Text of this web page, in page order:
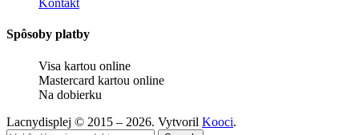
Kontakt
Spôsoby platby
Visa kartou online
Mastercard kartou online
Na dobierku
Lacnydisplej © 2015 – 2026. Vytvoril Kooci.